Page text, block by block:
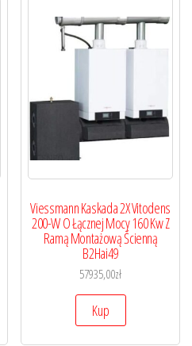
Viessmann Kaskada 2X Vitodens
200-W O Łącznej Mocy 160 Kw Z
Ramą Montażową Ścienną
B2Hai49
57935,00zł
Kup